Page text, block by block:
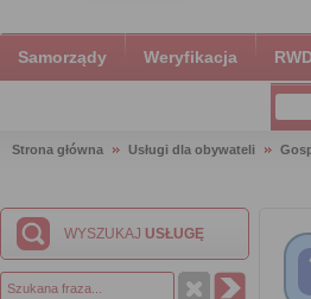
Samorządy Weryfikacja
Strona główna Usługi dla obywateli
WYSZUKAJ USŁUGĘ